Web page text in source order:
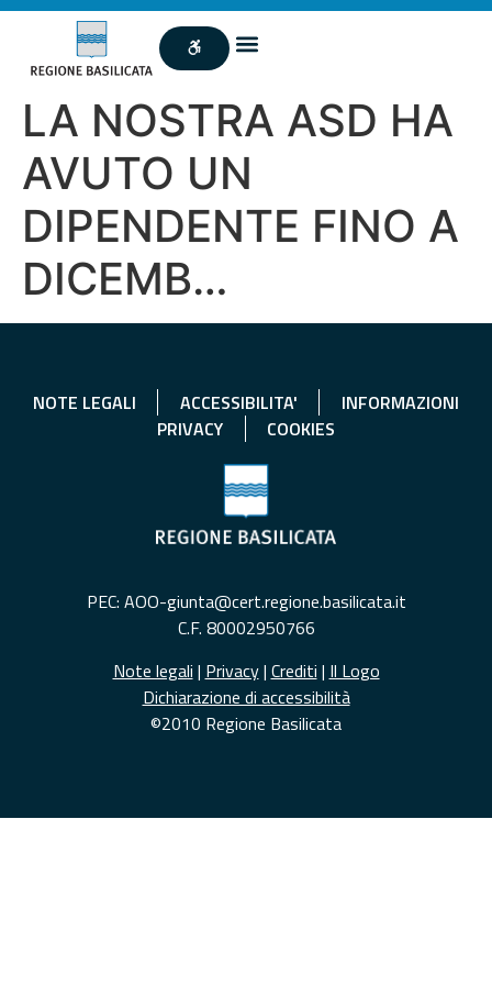
LA NOSTRA ASD HA
AVUTO UN
DIPENDENTE FINO A
DICEMB…
NOTE LEGALI ACCESSIBILITA'
INFORMAZIONI
PRIVACY
COOKIES
PEC: AOO-giunta@cert.regione.basilicata.it
C.F. 80002950766
Note legali | Privacy| Crediti | Il Logo
Dichiarazione di accessibilità
©2010 Regione Basilicata